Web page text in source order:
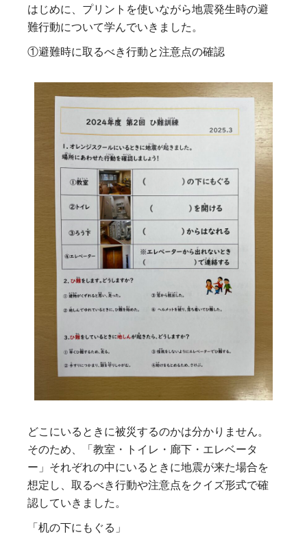
はじめに、プリントを使いながら地震発生時の避
難行動について学んでいきました。
①避難時に取るべき行動と注意点の確認
どこにいるときに被災するのかは分かりません。
そのため、「教室・トイレ・廊下・エレベータ
ー」それぞれの中にいるときに地震が来た場合を
想定し、取るべき行動や注意点をクイズ形式で確
認していきました。
「机の下にもぐる」